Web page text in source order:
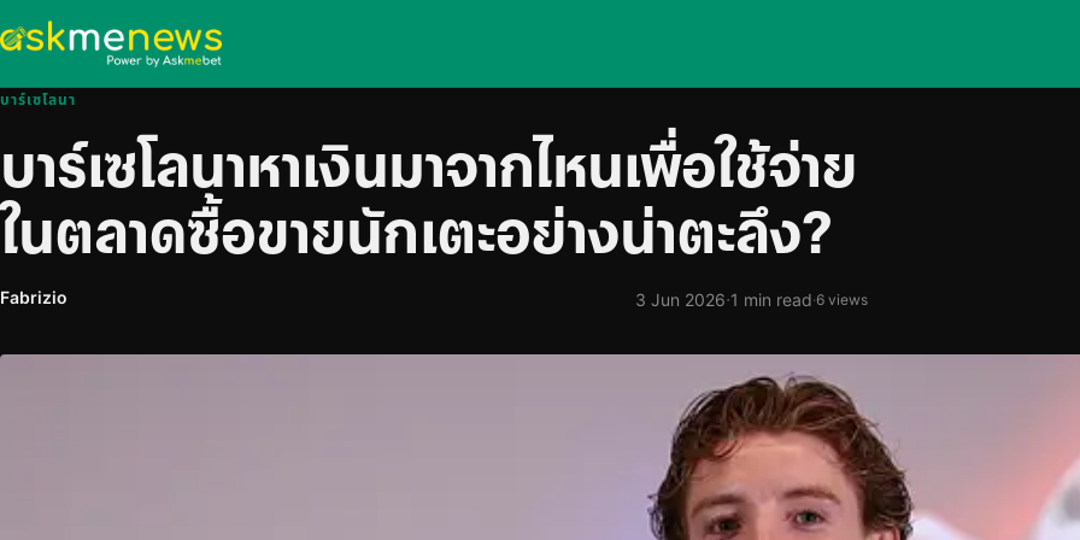
บาร์เซโลนา
บาร์เซโลนาหาเงินมาจากไหนเพื่อใช้จ่าย
ในตลาดซื้อขายนักเตะอย่างน่าตะลึง?
Fabrizio 3 Jun 2026·1 min read·6 views